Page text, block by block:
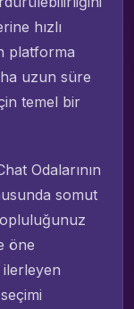
hızlı
platforma
uzun süre
temel bir
Odalarının
somut
öne
ilerleyen